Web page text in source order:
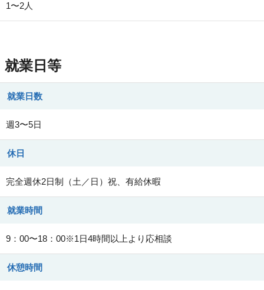
1〜2人
就業日等
就業日数
週3〜5日
休日
完全週休2日制（土／日）祝、有給休暇
就業時間
9：00〜18：00※1日4時間以上より応相談
休憩時間